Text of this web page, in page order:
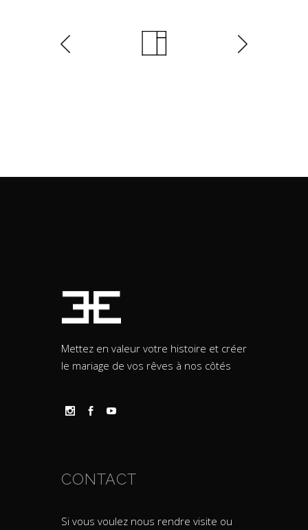
Mettez en valeur votre histoire et créer
le mariage de vos rêves à nos côtés
CONTACT
Si vous voulez nous rendre visite ou